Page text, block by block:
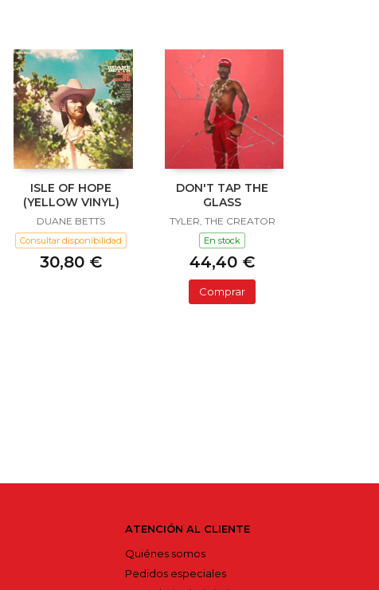
ISLE OF HOPE
(YELLOW VINYL)
DUANE BETTS
Consultar disponibilidad
30,80 €
DON'T TAP THE
GLASS
TYLER, THE CREATOR
En stock
44,40 €
Comprar
ATENCIÓN AL CLIENTE
Quiénes somos
Pedidos especiales